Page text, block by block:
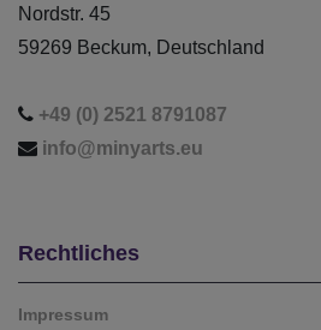
Nordstr. 45
59269 Beckum, Deutschland
+49 (0) 2521 8791087
info@minyarts.eu
Rechtliches
Impressum